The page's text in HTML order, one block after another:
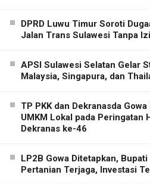
DPRD Luwu Timur Soroti
Jalan Trans Sulawesi Tanpa
APSI Sulawesi Selatan Gelar
Malaysia, Singapura, dan
TP PKK dan Dekranasda
UMKM Lokal pada Peringatan
Dekranas ke-46
LP2B Gowa Ditetapkan,
Pertanian Terjaga, Investasi